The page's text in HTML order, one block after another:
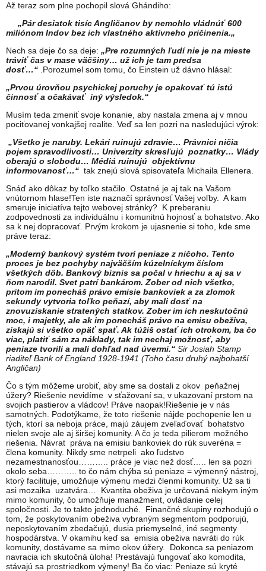
Až teraz som plne pochopil slová Ghándiho:
„Pár desiatok tisíc Angličanov by nemohlo vládnúť 600
miliónom Indov bez ich vlastného aktívneho pričinenia.„
Nech sa deje čo sa deje: „Pre rozumných ľudí nie je na mieste
tráviť čas v mase väčšiny… už ich je tam predsa
dosť…“ .Porozumel som tomu, čo Einstein už dávno hlásal:
„Prvou úrovňou psychickej poruchy je opakovať tú istú
činnosť a očakávať iný výsledok.“
Musím teda zmeniť svoje konanie, aby nastala zmena aj v mnou
pociťovanej vonkajšej realite. Veď sa len pozri na nasledujúci výrok:
„Všetko je naruby. Lekári ruinujú zdravie… Právnici ničia
pojem spravodlivosti… Univerzity skresľujú poznatky… Vlády
oberajú o slobodu… Médiá ruinujú objektívnu
informovanosť…“ tak znejú slová spisovateľa Michaila Ellenera.
Snáď ako dôkaz by toľko stačilo. Ostatné je aj tak na Vašom
vnútornom hlase!Ten iste naznačí správnosť Vašej voľby. A kam
smeruje iniciatíva tejto webovej stránky? K preberaniu
zodpovednosti za individuálnu i komunitnú hojnosť a bohatstvo. Ako
sa k nej dopracovať. Prvým krokom je ujasnenie si toho, kde sme
práve teraz:
„Moderný bankový systém tvorí peniaze z ničoho. Tento
proces je bez pochyby najväčším kúzelníckym číslom
všetkých dôb. Bankový biznis sa počal v hriechu a aj sa v
ňom narodil. Svet patrí bankárom. Zober od nich všetko,
pritom im ponecháš právo emisie bankoviek a za zlomok
sekundy vytvoria toľko peňazí, aby mali dosť na
znovuzískanie stratených statkov. Zober im ich neskutočnú
moc, i majetky, ale ak im ponecháš právo na emisu obeživa,
získajú si všetko opäť spať. Ak túžiš ostať ich otrokom, ba čo
viac, platiť sám za náklady, tak im nechaj možnosť, aby
peniaze tvorili a mali dohľad nad úvermi.“ Sir Josiah Stamp
riaditeľ Bank of England 1928-1941 (Toho času druhý najbohatší
Angličan)
Čo s tým môžeme urobiť, aby sme sa dostali z okov peňažnej
úžery? Riešenie nevidíme v sťažovaní sa, v ukazovaní prstom na
svojich pastierov a vládcov! Práve naopak!Riešenie je v nás
samotných. Podotýkame, že toto riešenie nájde pochopenie len u
tých, ktorí sa neboja práce, majú záujem zveľaďovať bohatstvo
nielen svoje ale aj širšej komunity. A čo je teda pilierom možného
riešenia. Návrat práva na emisiu bankoviek do rúk suveréna =
člena komunity. Nikdy sme netrpeli ako ľudstvo
nezamestnanosťou……….. práce je viac než dosť….. len sa pozri
okolo seba……….. to čo nám chýba sú peniaze = výmenný nástroj,
ktorý facilituje, umožňuje výmenu medzi členmi komunity. Už sa ti
asi mozaika uzatvára… Kvantita obeživa je určovaná niekym iným
mimo komunity, čo umožňuje manažment, ovládanie celej
spoločnosti. Je to takto jednoduché. Finančné skupiny rozhodujú o
tom, že poskytovaním obeživa vybraným segmentom podporujú,
neposkytovaním zbedačujú, dusia priemyselné, iné segmenty
hospodárstva. V okamihu keď sa emisia obeživa navráti do rúk
komunity, dostávame sa mimo okov úžery. Dokonca sa peniazom
navracia ich skutočná úloha! Prestávajú fungovať ako komodita,
stávajú sa prostriedkom výmeny! Ba čo viac: Peniaze sú kryté